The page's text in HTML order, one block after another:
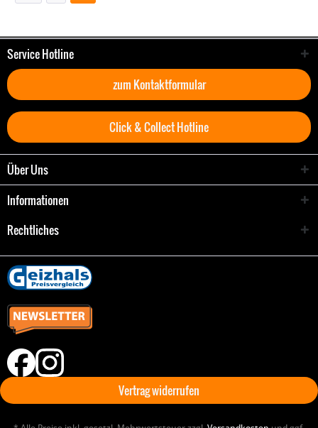
Service Hotline
zum Kontaktformular
Click & Collect Hotline
Über Uns
Informationen
Rechtliches
Vertrag widerrufen